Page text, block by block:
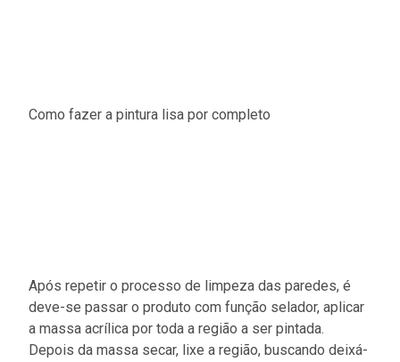
Como fazer a pintura lisa por completo
Após repetir o processo de limpeza das paredes, é
deve-se passar o produto com função selador, aplicar
a massa acrílica por toda a região a ser pintada.
Depois da massa secar, lixe a região, buscando deixá-